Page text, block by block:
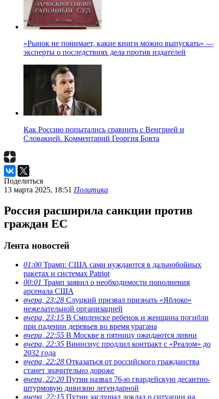
«Рынок не понимает, какие книги можно выпускать» —
эксперты о последствиях дела против издателей
Как Россию попытались сравнить с Венгрией и
Словакией. Комментарий Георгия Бовта
Поделиться
13 марта 2025, 18:51 Политика
Россия расширила санкции против
граждан ЕС
Лента новостей
01:00 Трамп: США сами нуждаются в дальнобойных
ракетах и системах Patriot
00:01 Трамп заявил о необходимости пополнения
арсенала США
вчера, 23:28 Слуцкий призвал признать «Яблоко»
нежелательной организацией
вчера, 23:15 В Смоленске ребенок и женщина погибли
при падении деревьев во время урагана
вчера, 22:55 В Москве в пятницу ожидаются ливни
вчера, 22:35 Винисиус продлил контракт с «Реалом» до
2032 года
вчера, 22:28 Отказаться от российского гражданства
станет значительно дороже
вчера, 22:20 Путин назвал 76-ю гвардейскую десантно-
штурмовую дивизию легендарной
вчера, 22:15 Путин заслушал доклад о ситуации на